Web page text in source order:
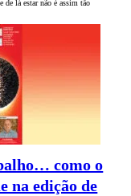
de lá estar não é assim tão
como o
na edição de